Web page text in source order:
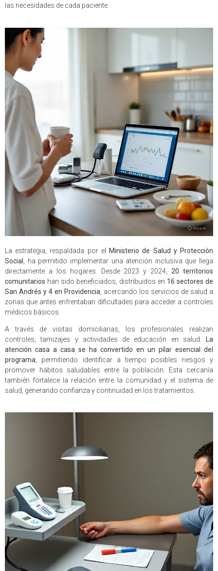
las necesidades de cada paciente.
La estrategia, respaldada por elMinisterio de Salud y Protección
Social , ha permitido implementar una atención inclusiva que llega
directamente a los hogares. Desde 2023 y 2024, 20 territorios
comunitarios han sido beneficiados, distribuidos en 16 sectores de
San Andrés y 4 en Providencia , acercando los servicios de salud a
zonas que antes enfrentaban dificultades para acceder a controles
médicos básicos.
A través de visitas domiciliarias, los profesionales realizan
controles, tamizajes y actividades de educación en salud.
La
atención casa a casa se ha convertido en un pilar esencial del
programa , permitiendo identificar a tiempo posibles riesgos y
promover hábitos saludables entre la población. Esta cercanía
también fortalece la relación entre la comunidad y el sistema de
salud, generando confianza y continuidad en los tratamientos.